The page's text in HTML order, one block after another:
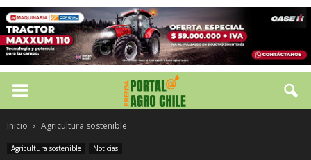
Inicio Agricultura sostenible
Agricultura sostenible Noticias